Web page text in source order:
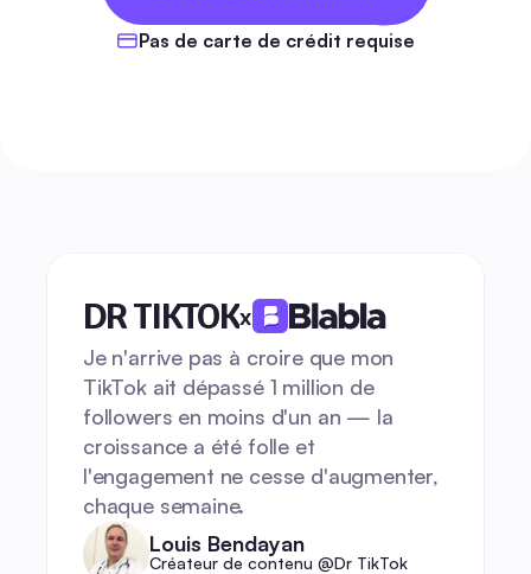
Pas de carte de crédit requise
DR TIKTOKx
Je n'arrive pas à croire que mon
TikTok ait dépassé 1 million de
followers en moins d'un an — la
croissance a été folle et
l'engagement ne cesse d'augmenter,
chaque semaine.
Louis Bendayan
Créateur de contenu @Dr TikTok